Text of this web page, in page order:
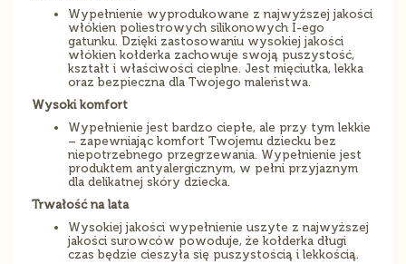
Wypełnienie wyprodukowane z najwyższej jakości
włókien poliestrowych silikonowych I-ego
gatunku. Dzięki zastosowaniu wysokiej jakości
włókien kołderka zachowuje swoją puszystość,
kształt i właściwości cieplne. Jest mięciutka, lekka
oraz bezpieczna dla Twojego maleństwa.
Wysoki komfort
Wypełnienie jest bardzo ciepłe, ale przy tym lekkie
– zapewniając komfort Twojemu dziecku bez
niepotrzebnego przegrzewania. Wypełnienie jest
produktem antyalergicznym, w pełni przyjaznym
dla delikatnej skóry dziecka.
Trwałość na lata
Wysokiej jakości wypełnienie uszyte z najwyższej
jakości surowców powoduje, że kołderka długi
czas będzie cieszyła się puszystością i lekkością.